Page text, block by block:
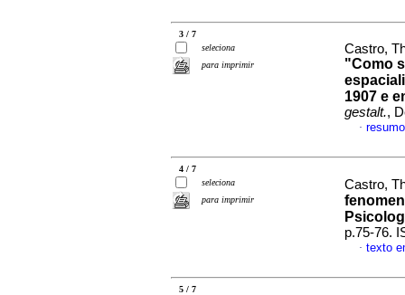
3 / 7
seleciona
para imprimir
Castro,
"Como
1907 e
gestalt.,
·
4 / 7
seleciona
para imprimir
Castro,
p.75-76.
· texto
5 / 7